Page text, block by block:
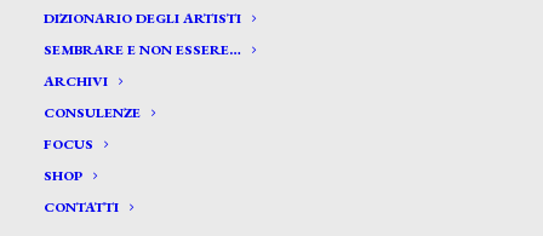
DIZIONARIO DEGLI ARTISTI
SEMBRARE E NON ESSERE…
ARCHIVI
CONSULENZE
FOCUS
SHOP
CONTATTI
Crotta Franco